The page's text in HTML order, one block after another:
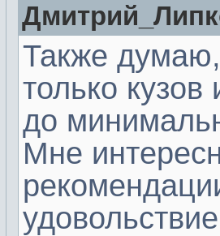
Также думаю,
только
до
Мне